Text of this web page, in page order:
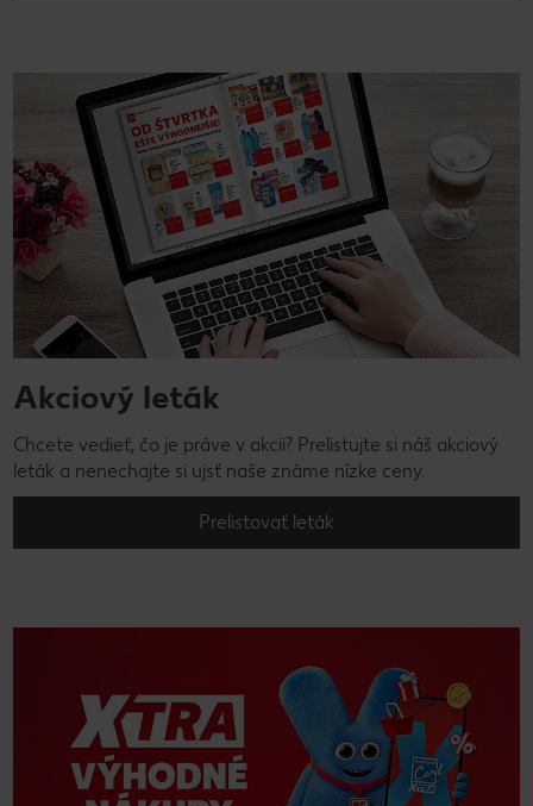
Akciový leták
Chcete vedieť, čo je práve v akcii? Prelistujte si náš akciový
leták a nenechajte si ujsť naše známe nízke ceny.
Prelistovať leták